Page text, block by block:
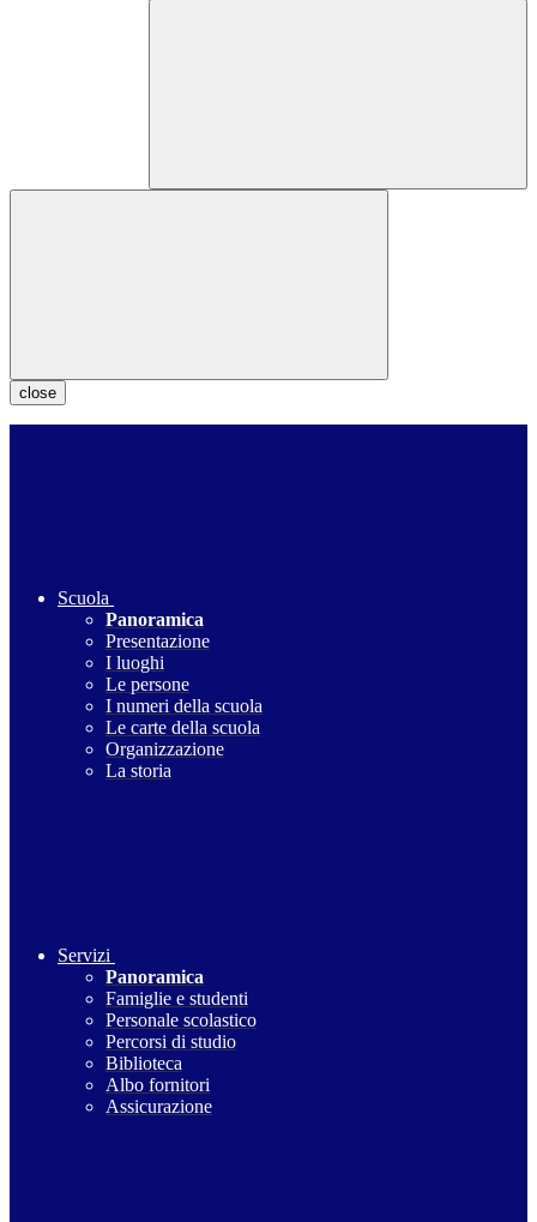
close
Scuola
Panoramica
Presentazione
I luoghi
Le persone
I numeri della scuola
Le carte della scuola
Organizzazione
La storia
Servizi
Panoramica
Famiglie e studenti
Personale scolastico
Percorsi di studio
Biblioteca
Albo fornitori
Assicurazione